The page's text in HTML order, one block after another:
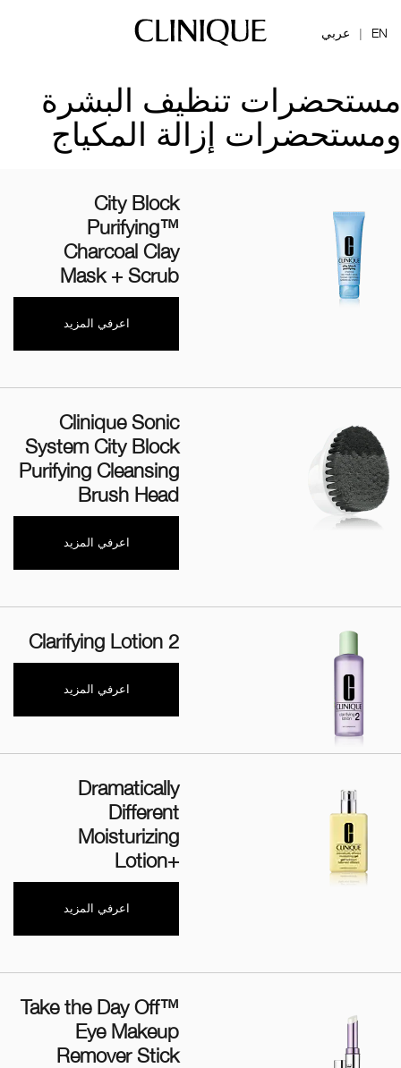
EN
| عربي
مستحضرات تنظيف البشرة
ومستحضرات إزالة المكياج
City Block
Purifying™
Charcoal Clay
Mask + Scrub
اعرفي المزيد
Clinique Sonic
System City Block
Purifying Cleansing
Brush Head
اعرفي المزيد
Clarifying Lotion 2
اعرفي المزيد
Dramatically
Different
Moisturizing
Lotion+‎
اعرفي المزيد
Take the Day Off™
Eye Makeup
Remover Stick